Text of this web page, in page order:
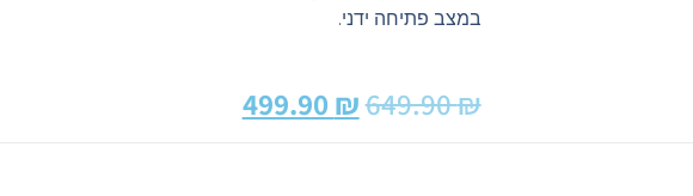
במצב פתיחה ידני.
649.90₪
499.90 ₪